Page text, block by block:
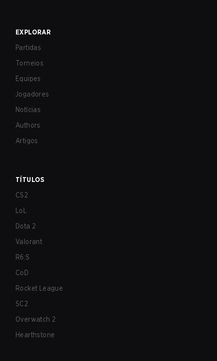
EXPLORAR
Partidas
Torneios
Equipes
Jogadores
Notícias
Authors
Artigos
TÍTULOS
CS2
LoL
Dota 2
Valorant
R6:S
CoD
Rocket League
SC2
Overwatch 2
Hearthstone